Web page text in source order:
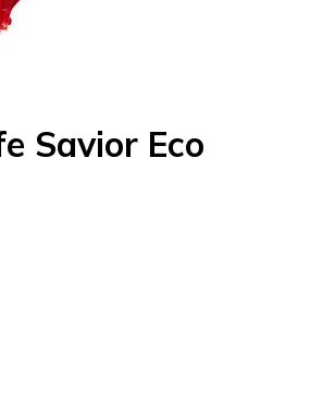
Savior Eco